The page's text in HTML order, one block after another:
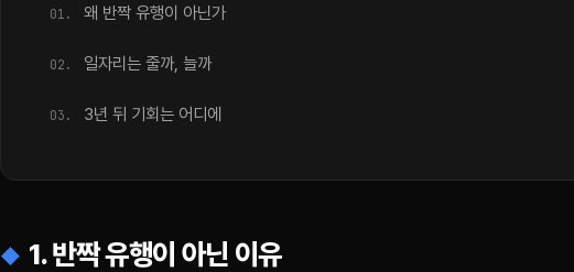
왜 반짝 유행이 아닌가
일자리는 줄까, 늘까
3년 뒤 기회는 어디에
1. 반짝 유행이 아닌 이유